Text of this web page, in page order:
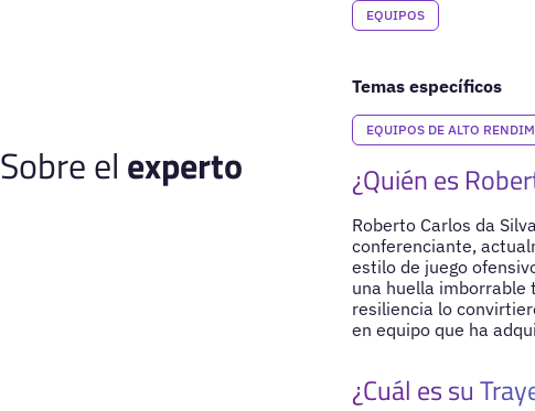
EQUIPOS
Temas específicos
EQUIPOS DE ALTO
Sobre el experto ¿Quién es
Roberto Carlos da
conferenciante,
estilo de juego
una huella imborrable
resiliencia lo
en equipo que ha
¿Cuál es su